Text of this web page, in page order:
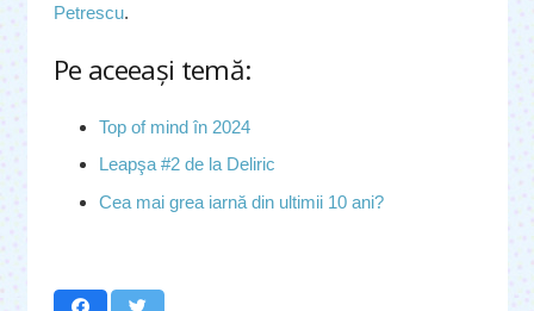
Petrescu.
Pe aceeaşi temă:
Top of mind în 2024
Leapşa #2 de la Deliric
Cea mai grea iarnă din ultimii 10 ani?